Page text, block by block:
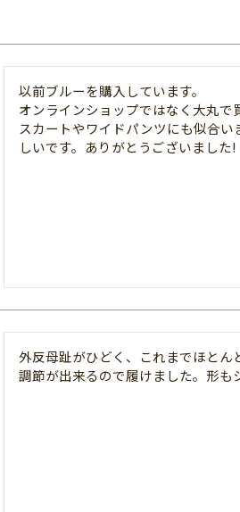
以前ブルーを購入しています。
オンラインショップではなく大丸で
スカートやワイドパンツにも似合
しいです。ありがとうございました!
外反母趾がひどく、これまでほとん
調節が出来るので履けました。形も